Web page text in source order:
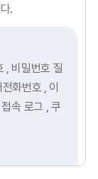
.
, 비밀번호 질
화번호 , 이
속 로그 , 쿠